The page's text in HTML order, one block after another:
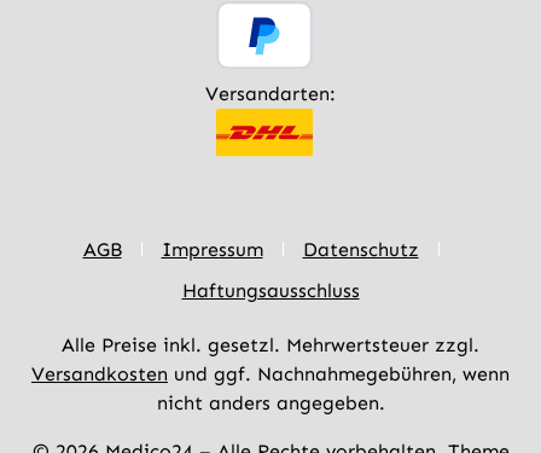
Versandarten:
AGB Impressum
Datenschutz
Haftungsausschluss
Alle Preise inkl. gesetzl. Mehrwertsteuer zzgl.
Versandkosten und ggf. Nachnahmegebühren, wenn
nicht anders angegeben.